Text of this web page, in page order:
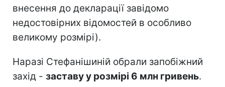
внесення до декларації завідомо
недостовірних відомостей в особливо
великому розмірі).
Наразі Стефанішиній обрали запобіжний
захід - заставу у розмірі 6 млн гривень.